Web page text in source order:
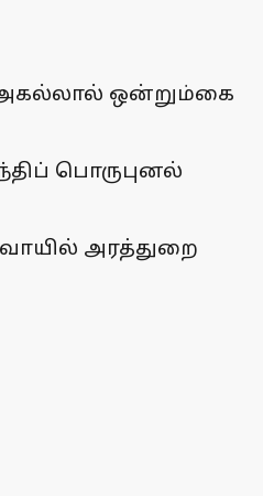
ஒன்றும்கை
பொருபுனல்
அரத்துறை